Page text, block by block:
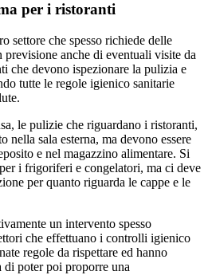
per i ristoranti
settore che spesso richiede delle
previsione anche di eventuali visite da
che devono ispezionare la pulizia e
tutte le regole igienico sanitarie
le pulizie che riguardano i ristoranti,
nella sala esterna, ma devono essere
e nel magazzino alimentare. Si
i frigoriferi e congelatori, ma ci deve
per quanto riguarda le cappe e le
un intervento spesso
che effettuano i controlli igienico
regole da rispettare ed hanno
di poter poi proporre una